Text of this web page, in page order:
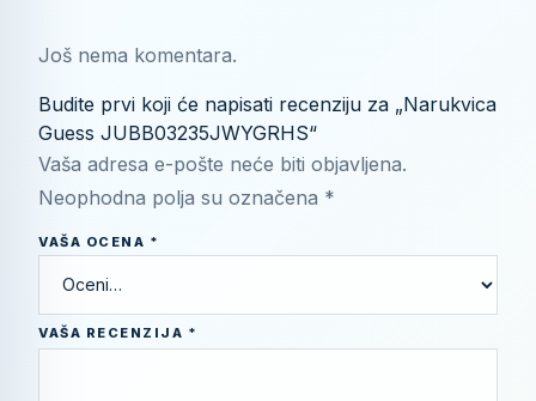
Još nema komentara.
Budite prvi koji će napisati recenziju za „Narukvica
Guess JUBB03235JWYGRHS“
Vaša adresa e-pošte neće biti objavljena.
Neophodna polja su označena *
VAŠA OCENA *
VAŠA RECENZIJA *